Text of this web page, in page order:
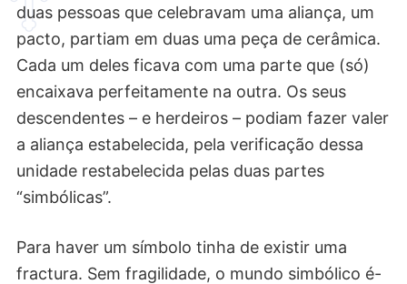
duas pessoas que celebravam uma aliança, um
pacto, partiam em duas uma peça de cerâmica.
Cada um deles ficava com uma parte que (só)
encaixava perfeitamente na outra. Os seus
descendentes – e herdeiros – podiam fazer valer
a aliança estabelecida, pela verificação dessa
unidade restabelecida pelas duas partes
“simbólicas”.
Para haver um símbolo tinha de existir uma
fractura. Sem fragilidade, o mundo simbólico é-